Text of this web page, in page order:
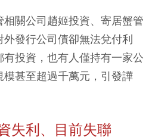
關公司趙姬投資、寄居蟹管
發行公司債卻無法兌付利
投資，也有人僅持有一家公
甚至超過千萬元，引發譁
失利、目前失聯